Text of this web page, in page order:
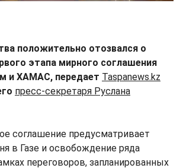
положительно отозвался о
этапа мирного соглашения
и ХАМАС, передает Taspanews.kz
пресс-секретаря Руслана
соглашение предусматривает
в Газе и освобождение ряда
переговоров, запланированных